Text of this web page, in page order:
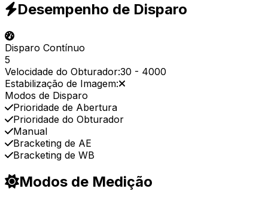
Desempenho de Disparo
Disparo Contínuo
5
Velocidade do Obturador:30 - 4000
Estabilização de Imagem:
Modos de Disparo
Prioridade de Abertura
Prioridade do Obturador
Manual
Bracketing de AE
Bracketing de WB
Modos de Medição